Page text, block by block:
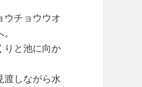
ウチョウウオ
りと池に向か
渡しながら水